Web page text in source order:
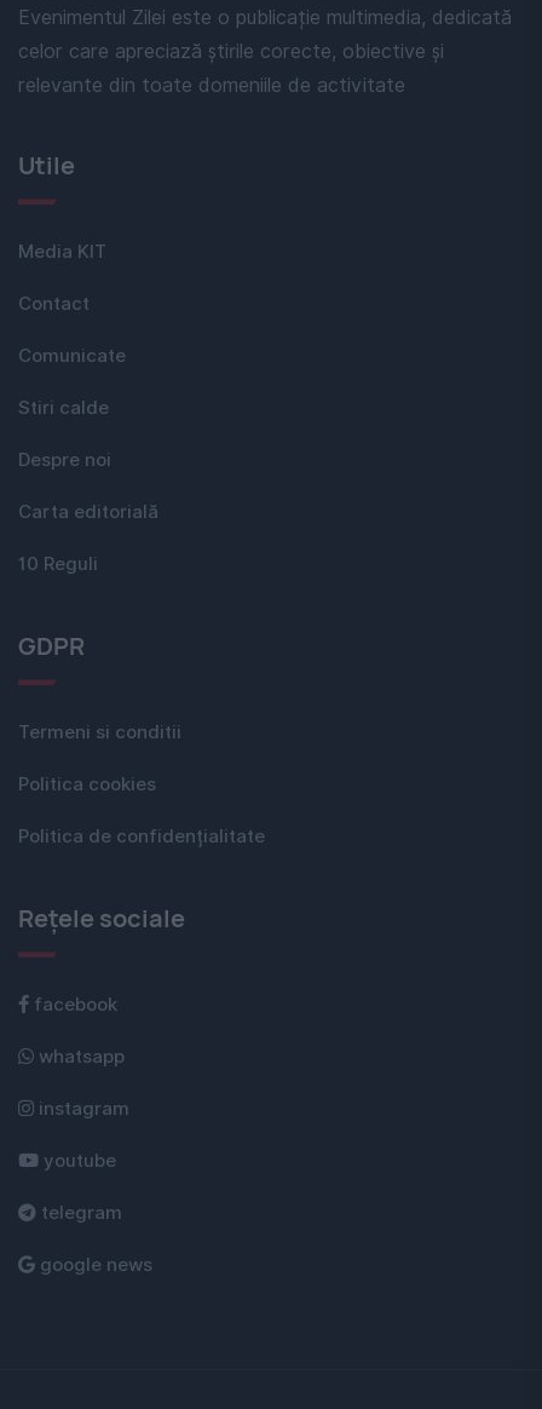
Evenimentul Zilei este o publicație multimedia, dedicată
celor care apreciază știrile corecte, obiective și
relevante din toate domeniile de activitate
Utile
Media KIT
Contact
Comunicate
Stiri calde
Despre noi
Carta editorială
10 Reguli
GDPR
Termeni si conditii
Politica cookies
Politica de confidențialitate
Rețele sociale
facebook
whatsapp
instagram
youtube
telegram
google news